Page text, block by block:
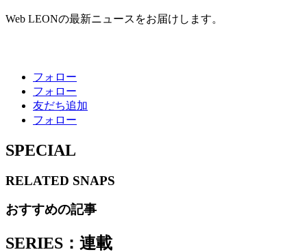
Web LEONの最新ニュースをお届けします。
フォロー
フォロー
友だち追加
フォロー
SPECIAL
RELATED SNAPS
おすすめの記事
SERIES：連載